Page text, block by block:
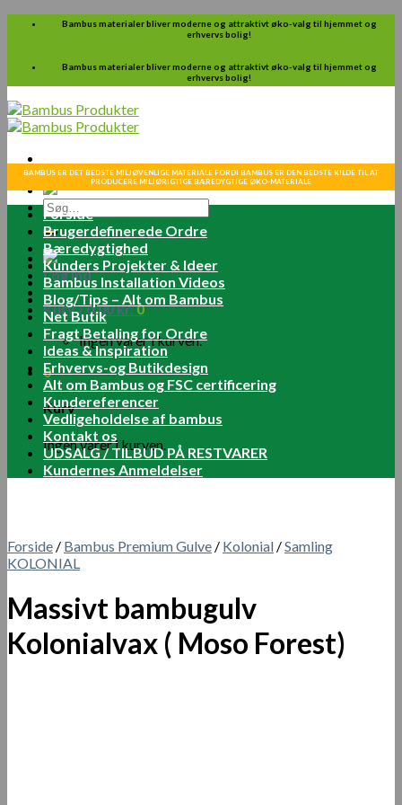
Skip
Bambus materialer bliver moderne og attraktivt øko-valg til hjemmet og
erhvervs bolig!
Bambus materialer bliver moderne og attraktivt øko-valg til hjemmet og
erhvervs bolig!
Søg
efter:
Log ind
Kurv /0.00kr.0
Ingen varer i kurven.
0
Kurv
Ingen varer i kurven.
BAMBUS ER DET BEDSTE MILJØVENLIGE MATERIALE FORDI BAMBUS ER DEN BEDSTE KILDE TIL AT
PRODUCERE MILJØRIGTIGE BÆREDYGTIGE ØKO-MATERIALE
Forside
Brugerdefinerede Ordre
Bæredygtighed
Kunders Projekter & Ideer
Bambus Installation Videos
Blog/Tips – Alt om Bambus
Net Butik
Fragt Betaling for Ordre
Ideas & Inspiration
Erhvervs-og Butikdesign
Alt om Bambus og FSC certificering
Kundereferencer
Vedligeholdelse af bambus
Kontakt os
UDSALG / TILBUD PÅ RESTVARER
Kundernes Anmeldelser
Forside / Bambus Premium Gulve / Kolonial /Samling
KOLONIAL
Massivt bambugulv
Kolonialvax ( Moso Forest)